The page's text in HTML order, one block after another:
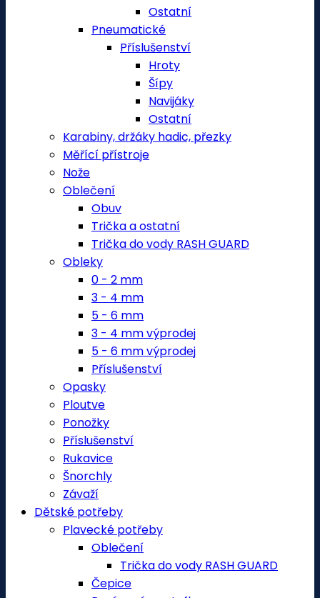
Ostatní
Pneumatické
Příslušenství
Hroty
Šípy
Navijáky
Ostatní
Karabiny, držáky hadic, přezky
Měřící přístroje
Nože
Oblečení
Obuv
Trička a ostatní
Trička do vody RASH GUARD
Obleky
0 - 2 mm
3 - 4 mm
5 - 6 mm
3 - 4 mm výprodej
5 - 6 mm výprodej
Příslušenství
Opasky
Ploutve
Ponožky
Příslušenství
Rukavice
Šnorchly
Závaží
Dětské potřeby
Plavecké potřeby
Oblečení
Trička do vody RASH GUARD
Čepice